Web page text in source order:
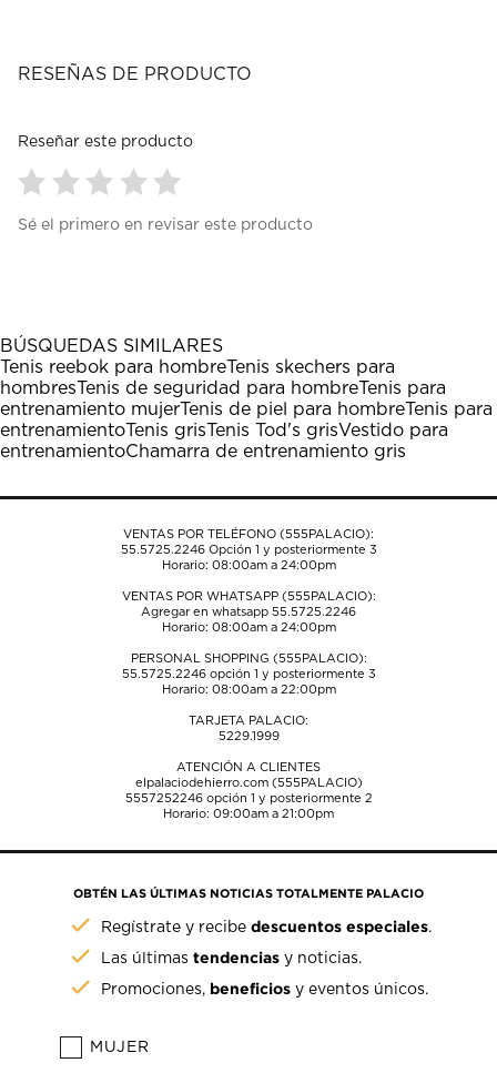
RESEÑAS DE PRODUCTO
Reseñar este producto
para
1
estrella
Esta
acción
abrirá
el
formulario
envío.
para
estrellas.
Esta
acción
abrirá
el
formulario
envío.
para
estrellas.
Esta
acción
abrirá
el
formulario
envío.
para
estrellas.
Esta
acción
abrirá
el
formulario
envío.
para
estrellas.
Esta
acción
abrirá
el
formulario
envío.
Sé el primero en revisar este producto
BÚSQUEDAS SIMILARES
Tenis reebok para hombreTenis skechers para
hombresTenis de seguridad para hombreTenis para
entrenamiento mujerTenis de piel para hombreTenis para
entrenamientoTenis grisTenis Tod's grisVestido para
entrenamientoChamarra de entrenamiento gris
VENTAS POR TELÉFONO (555PALACIO):
55.5725.2246Opción 1 y posteriormente 3
Horario: 08:00am a 24:00pm
VENTAS POR WHATSAPP (555PALACIO):
Agregar en whatsapp 55.5725.2246
Horario: 08:00am a 24:00pm
PERSONAL SHOPPING (555PALACIO):
55.5725.2246opción 1 y posteriormente 3
Horario: 08:00am a 22:00pm
TARJETA PALACIO:
5229.1999
ATENCIÓN A CLIENTES
elpalaciodehierro.com (555PALACIO)
5557252246opción 1 y posteriormente 2
Horario: 09:00am a 21:00pm
OBTÉN LAS ÚLTIMAS NOTICIAS TOTALMENTE PALACIO
Regístrate y recibedescuentos especiales.
Las últimastendencias y noticias.
Promociones, beneficios y eventos únicos.
MUJER